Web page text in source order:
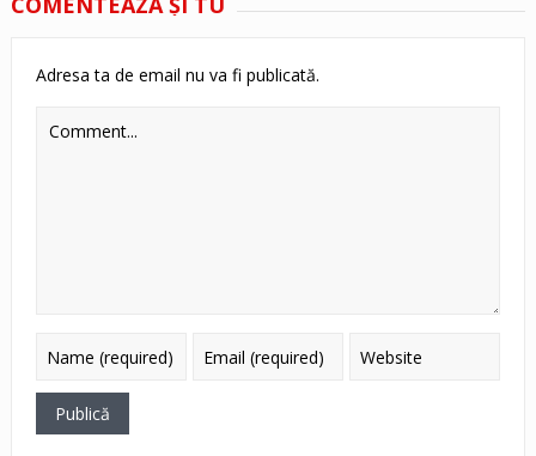
Adresa ta de email nu va fi publicată.